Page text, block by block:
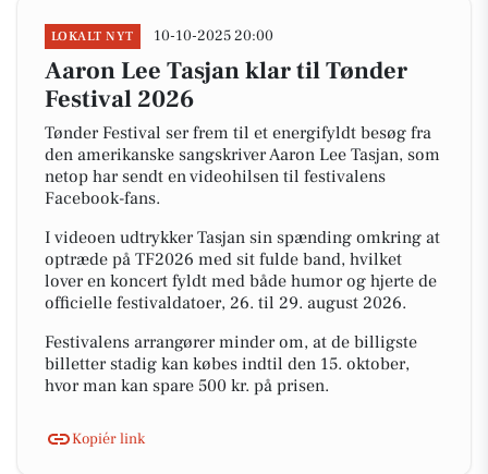
LOKALT NYT 10-10-2025 20:00
Aaron Lee Tasjan klar til Tønder
Festival 2026
Tønder Festival ser frem til et energifyldt besøg fra
den amerikanske sangskriver Aaron Lee Tasjan, som
netop har sendt en videohilsen til festivalens
Facebook-fans.
I videoen udtrykker Tasjan sin spænding omkring at
optræde på TF2026 med sit fulde band, hvilket
lover en koncert fyldt med både humor og hjerte de
officielle festivaldatoer, 26. til 29. august 2026.
Festivalens arrangører minder om, at de billigste
billetter stadig kan købes indtil den 15. oktober,
hvor man kan spare 500 kr. på prisen.
Kopiér link